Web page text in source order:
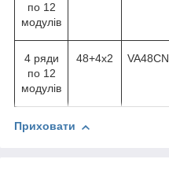
по 12
модулів
4 ряди
по 12
модулів
48+4х2 VA48CN
Приховати